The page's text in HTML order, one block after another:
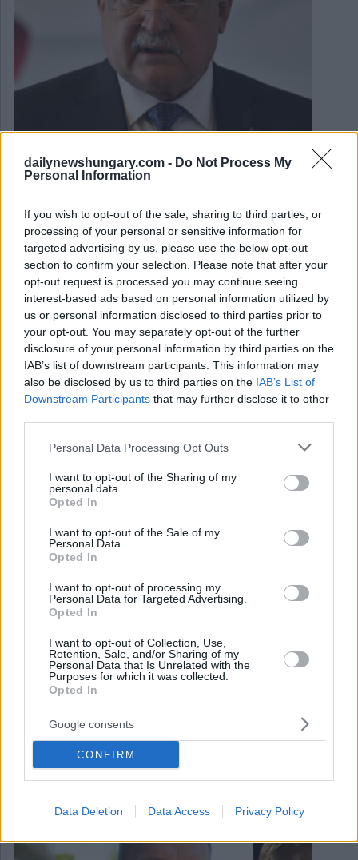
dailynewshungary.com - Do Not Process My
Personal Information
If you wish to opt-out of the sale, sharing to third parties, or
processing of your personal or sensitive information for
targeted advertising by us, please use the below opt-out
section to confirm your selection. Please note that after your
opt-out request is processed you may continue seeing
interest-based ads based on personal information utilized by
us or personal information disclosed to third parties prior to
your opt-out. You may separately opt-out of the further
disclosure of your personal information by third parties on the
IAB’s list of downstream participants. This information may
also be disclosed by us to third parties on the IAB’s List of
Downstream Participants that may further disclose it to other
Please note that this website/app uses one or more Google
not limited to your visit or usage behaviour. You may click to
grant or deny consent to Google and its third-party tags to
use your data for below specified purposes in below Google
consent section.
Personal Data Processing Opt Outs
I want to opt-out of the Sharing of my
personal data.
Opted In
I want to opt-out of the Sale of my
Personal Data.
Opted In
I want to opt-out of processing my
Personal Data for Targeted Advertising.
Opted In
I want to opt-out of Collection, Use,
Retention, Sale, and/or Sharing of my
Personal Data that Is Unrelated with the
Purposes for which it was collected.
Opted In
Google consents
CONFIRM
Data Deletion Data Access Privacy Policy
Erstes Modul eines KI-Supercomputers in Ungarn
eingeweiht
Der Minister für Innovation und Technologie László
Palkovics hat am Montag das erste Modul eines KI-
Supercomputers eingeweiht, der in Zusammenarbeit...
January 31, 2022
Könnte die aufstrebende ungarische Superbank den
Finanzmarkt erobern?
December 18, 2021
Europäischer Gerichtshof: Ungarisches Gesetz über FX-
Kredite entspricht der EU-Richtlinie
Der Gerichtshof der Europäischen Union (EuGH) hat am
Donnerstag entschieden, dass ungarische
Rechtsvorschriften, die die Annullierung eines auf eine
Fremdwährung...
September 4, 2021